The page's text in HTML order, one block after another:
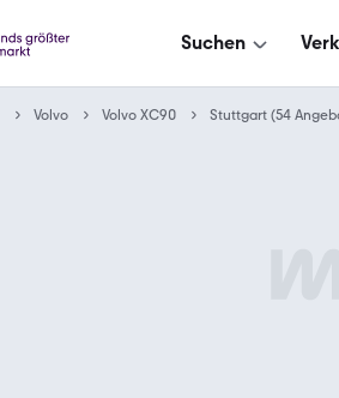
Suchen
Volvo Volvo XC90 Stuttgart (54